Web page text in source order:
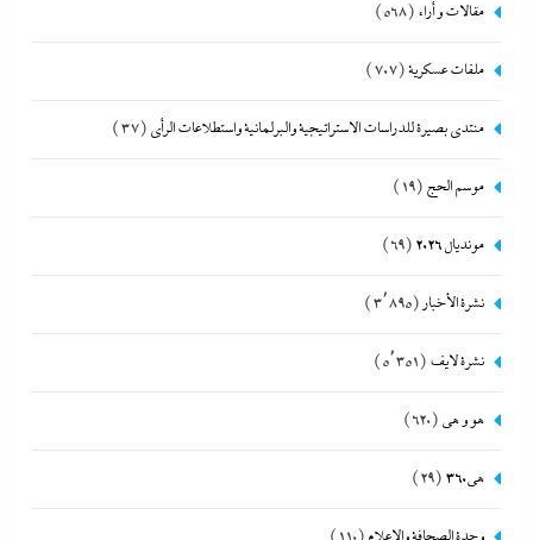
مقالات و أراء (568)
ملفات عسكرية(707)
منتدى بصيرة للدراسات الاستراتيجية والبرلمانية واستطلاعات الرأى (37)
موسم الحج (19)
مونديال 2026 (69)
نشرة الأخبار (3٬895)
نشرة لايف (5٬351)
هو و هي (620)
هى360 (29)